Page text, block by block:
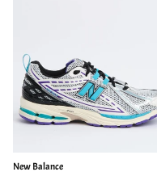
New Balance